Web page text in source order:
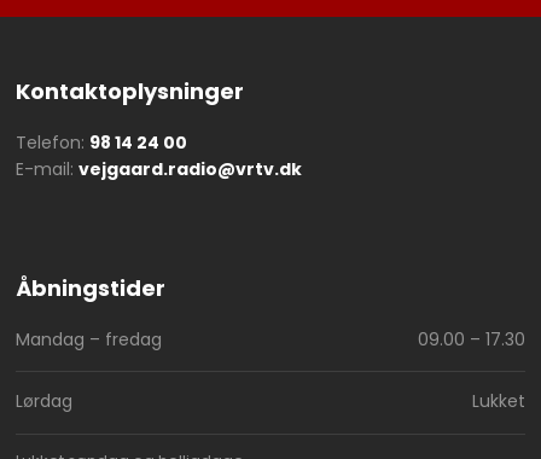
Kontaktoplysninger
Telefon: 98 14 24 00
E-mail: vejgaard.radio@vrtv.dk
Åbningstider​
Mandag – fredag 09.00 – 17.30​
Lørdag Lukket